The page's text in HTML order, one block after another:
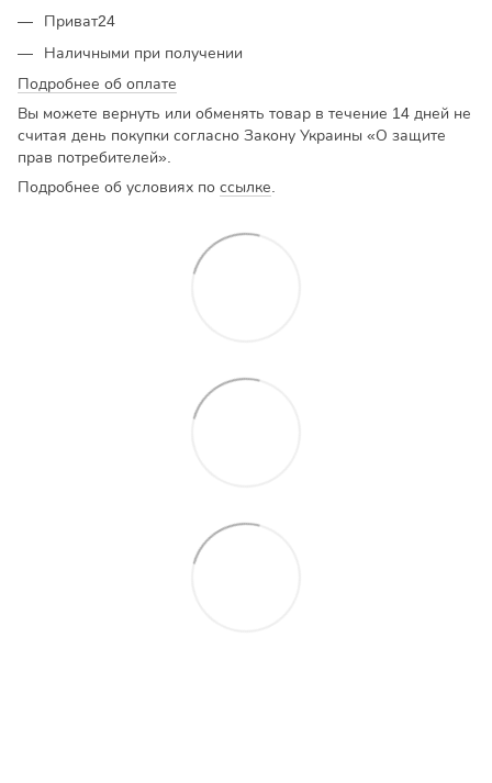
Приват24
Наличными при получении
Подробнее об оплате
Вы можете вернуть или обменять товар в течение 14 дней не
считая день покупки согласно Закону Украины «О защите
прав потребителей».
Подробнее об условиях по ссылке